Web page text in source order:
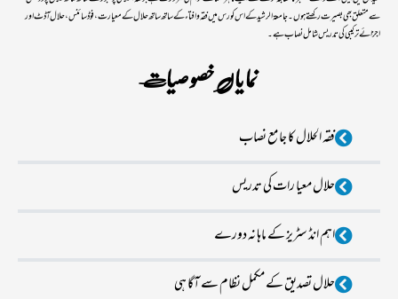
سے متعلق بھی بصیرت رکھتے ہوں۔ جامعۃ الرشید کے اس کورس میں فقہ و افتاء کے ساتھ ساتھ حلال کے معیارت، فوڈ سائنس، حلال آڈٹ اور
اجزائے ترکیبی کی تدریس شامل نصاب ہے۔
نما یا ں خصو صیات
فقہ الحلال کا جا مع نصاب
حلال معیا رات کی تدریس
اہم انڈ سٹریز کے ماہا نہ دورے
حلال تصدیق کے مکمل نظام سے آگا ہی